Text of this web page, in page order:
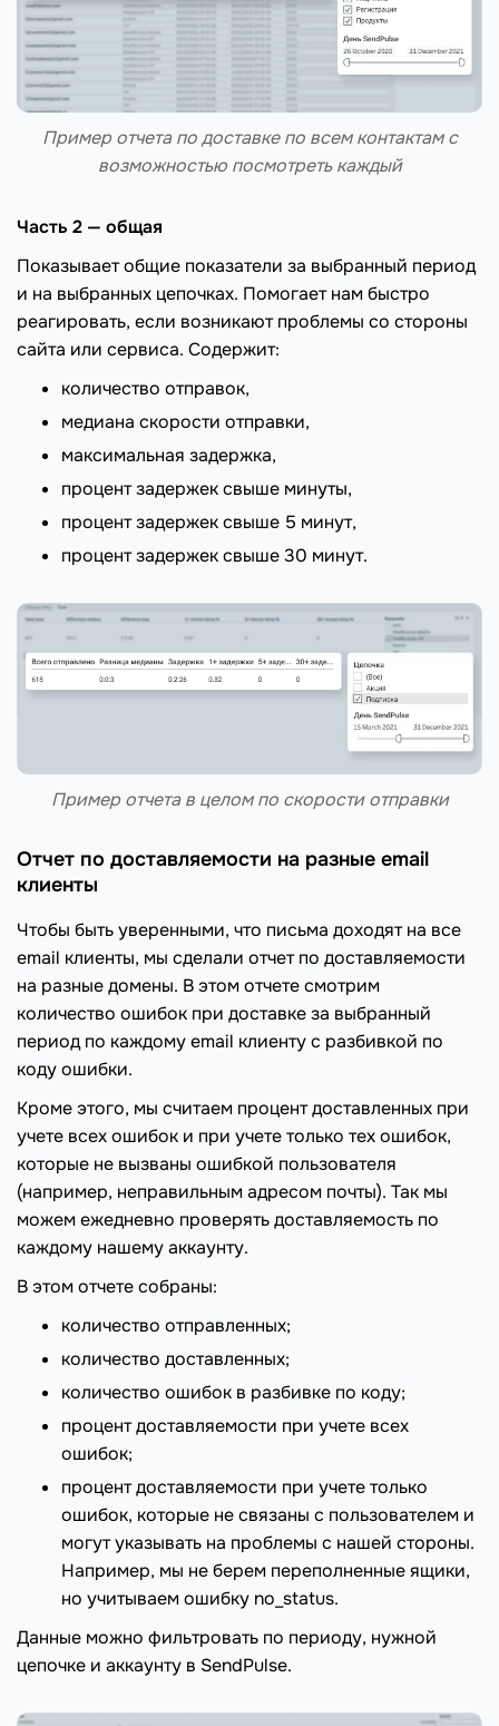
Пример отчета по доставке по всем контактам с
возможностью посмотреть каждый
Часть 2 — общая
Показывает общие показатели за выбранный период
и на выбранных цепочках. Помогает нам быстро
реагировать, если возникают проблемы со стороны
сайта или сервиса. Содержит:
количество отправок,
медиана скорости отправки,
максимальная задержка,
процент задержек свыше минуты,
процент задержек свыше 5 минут,
процент задержек свыше 30 минут.
Пример отчета в целом по скорости отправки
Отчет по доставляемости на разные email
клиенты
Чтобы быть уверенными, что письма доходят на все
email клиенты, мы сделали отчет по доставляемости
на разные домены. В этом отчете смотрим
количество ошибок при доставке за выбранный
период по каждому email клиенту с разбивкой по
коду ошибки.
Кроме этого, мы считаем процент доставленных при
учете всех ошибок и при учете только тех ошибок,
которые не вызваны ошибкой пользователя
(например, неправильным адресом почты). Так мы
можем ежедневно проверять доставляемость по
каждому нашему аккаунту.
В этом отчете собраны:
количество отправленных;
количество доставленных;
количество ошибок в разбивке по коду;
процент доставляемости при учете всех
ошибок;
процент доставляемости при учете только
ошибок, которые не связаны с пользователем и
могут указывать на проблемы с нашей стороны.
Например, мы не берем переполненные ящики,
но учитываем ошибку no_status.
Данные можно фильтровать по периоду, нужной
цепочке и аккаунту в SendPulse.